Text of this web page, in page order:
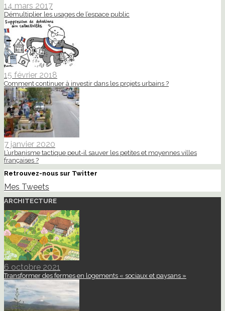
14 mars 2017
Démultiplier les usages de l’espace public
15 février 2018
Comment continuer à investir dans les projets urbains ?
7 janvier 2020
L’urbanisme tactique peut-il sauver les petites et moyennes villes
françaises ?
Retrouvez-nous sur Twitter
Mes Tweets
ARCHITECTURE
6 octobre 2021
Transformer des fermes en logements « sociaux et paysans »